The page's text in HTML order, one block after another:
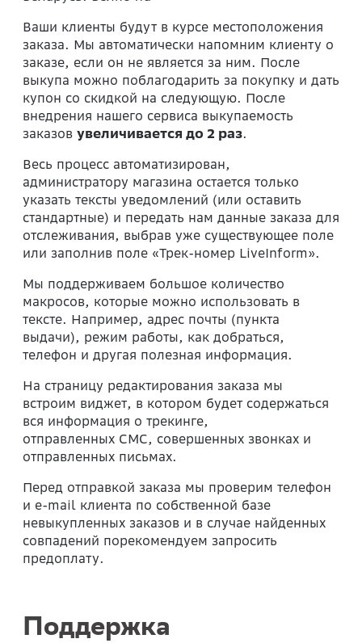
Ваши клиенты будут в курсе местоположения
заказа. Мы автоматически напомним клиенту о
заказе, если он не является за ним. После
выкупа можно поблагодарить за покупку и дать
купон со скидкой на следующую. После
внедрения нашего сервиса выкупаемость
заказов увеличивается до 2 раз.
Весь процесс автоматизирован,
администратору магазина остается только
указать тексты уведомлений (или оставить
стандартные) и передать нам данные заказа для
отслеживания, выбрав уже существующее поле
или заполнив поле «Трек-номер LiveInform».
Мы поддерживаем большое количество
макросов, которые можно использовать в
тексте. Например, адрес почты (пункта
выдачи), режим работы, как добраться,
телефон и другая полезная информация.
На страницу редактирования заказа мы
встроим виджет, в котором будет содержаться
вся информация о трекинге,
отправленных СМС, совершенных звонках и
отправленных письмах.
Перед отправкой заказа мы проверим телефон
и e-mail клиента по собственной базе
невыкупленных заказов и в случае найденных
совпадений порекомендуем запросить
предоплату.
Поддержка